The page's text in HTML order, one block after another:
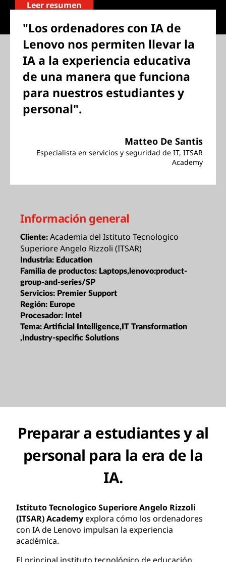
Leer resumen
"Los ordenadores con IA de
Lenovo nos permiten llevar la
IA a la experiencia educativa
de una manera que funciona
para nuestros estudiantes y
personal".
Matteo De Santis
Especialista en servicios y seguridad de IT, ITSAR
Academy
Información general
Cliente: Academia del Istituto Tecnologico
Superiore Angelo Rizzoli (ITSAR)
Industria: Education
Familia de productos: Laptops,lenovo:product-
group-and-series/SP
Servicios: Premier Support
Región: Europe
Procesador: Intel
Tema:Artificial Intelligence,IT Transformation
,Industry-specific Solutions
Preparar a estudiantes y al
personal para la era de la
IA.
Istituto Tecnologico Superiore Angelo Rizzoli
(ITSAR) Academyexplora cómo los ordenadores
con IA de Lenovo impulsan la experiencia
académica.
El principal instituto tecnológico de educación